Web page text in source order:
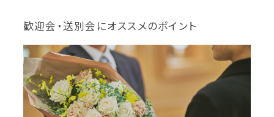
歓迎会・送別会にオススメのポイント